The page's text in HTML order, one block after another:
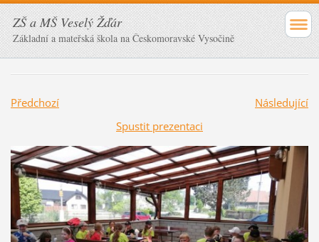
ZŠ a MŠ Veselý Žďár
Základní a mateřská škola na Českomoravské Vysočině
Předchozí
Následující
Spustit prezentaci